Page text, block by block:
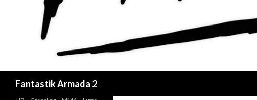
Fantastik Armada 2